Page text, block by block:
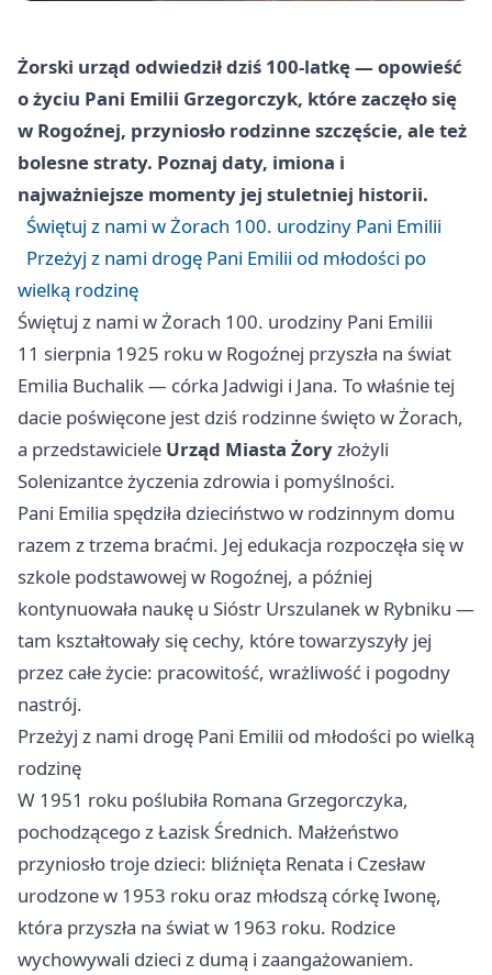
Żorski urząd odwiedził dziś 100‑latkę — opowieść
o życiu Pani Emilii Grzegorczyk, które zaczęło się
w Rogoźnej, przyniosło rodzinne szczęście, ale też
bolesne straty. Poznaj daty, imiona i
najważniejsze momenty jej stuletniej historii.
Świętuj z nami w Żorach 100. urodziny Pani Emilii
Przeżyj z nami drogę Pani Emilii od młodości po
wielką rodzinę
Świętuj z nami w Żorach 100. urodziny Pani Emilii
11 sierpnia 1925 roku w Rogoźnej przyszła na świat
Emilia Buchalik — córka Jadwigi i Jana. To właśnie tej
dacie poświęcone jest dziś rodzinne święto w Żorach,
a przedstawiciele Urząd Miasta Żoryzłożyli
Solenizantce życzenia zdrowia i pomyślności.
Pani Emilia spędziła dzieciństwo w rodzinnym domu
razem z trzema braćmi. Jej edukacja rozpoczęła się w
szkole podstawowej w Rogoźnej, a później
kontynuowała naukę u Sióstr Urszulanek w Rybniku —
tam kształtowały się cechy, które towarzyszyły jej
przez całe życie: pracowitość, wrażliwość i pogodny
nastrój.
Przeżyj z nami drogę Pani Emilii od młodości po wielką
rodzinę
W 1951 roku poślubiła Romana Grzegorczyka,
pochodzącego z Łazisk Średnich. Małżeństwo
przyniosło troje dzieci: bliźnięta Renata i Czesław
urodzone w 1953 roku oraz młodszą córkę Iwonę,
która przyszła na świat w 1963 roku. Rodzice
wychowywali dzieci z dumą i zaangażowaniem.